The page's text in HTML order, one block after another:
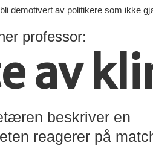
demotivert av politikere som ikke
professor:
av
beskriver en
reagerer på